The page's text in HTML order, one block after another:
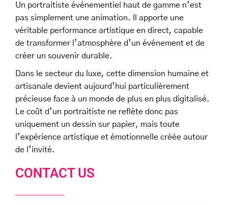
Un portraitiste événementiel haut de gamme n’est
pas simplement une animation. Il apporte une
véritable performance artistique en direct, capable
de transformer l’atmosphère d’un événement et de
créer un souvenir durable.
Dans le secteur du luxe, cette dimension humaine et
artisanale devient aujourd’hui particulièrement
précieuse face à un monde de plus en plus digitalisé.
Le coût d’un portraitiste ne reflète donc pas
uniquement un dessin sur papier, mais toute
l’expérience artistique et émotionnelle créée autour
de l’invité.
CONTACT US